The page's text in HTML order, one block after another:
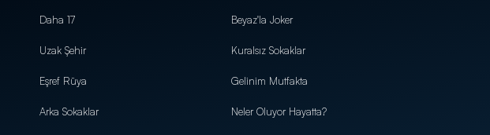
Daha 17
Uzak Şehir
Eşref Rüya
Arka Sokaklar
Beyaz'la Joker
Kuralsız Sokaklar
Gelinim Mutfakta
Neler Oluyor Hayatta?